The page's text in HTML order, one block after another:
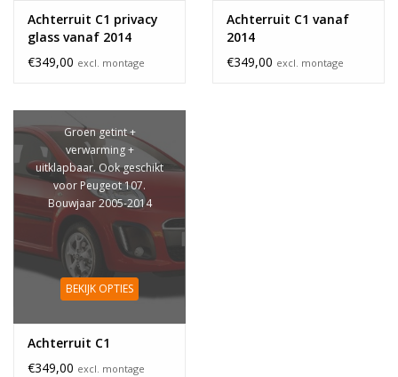
Achterruit C1 privacy
glass vanaf 2014
€349,00 excl. montage
Achterruit C1 vanaf
2014
€349,00 excl. montage
Groen getint +
verwarming +
uitklapbaar. Ook geschikt
voor Peugeot 107.
Bouwjaar 2005-2014
BEKIJK OPTIES
Achterruit C1
€349,00 excl. montage